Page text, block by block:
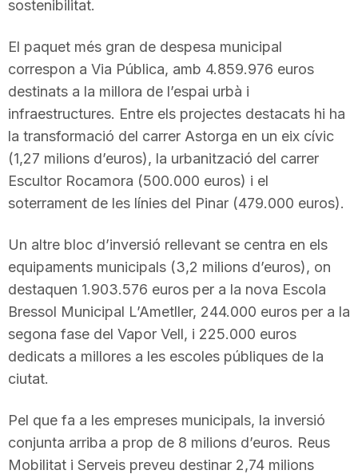
a
g
n
a
sostenibilitat.
El paquet més gran de despesa municipal
correspon a Via Pública, amb 4.859.976 euros
destinats a la millora de l’espai urbà i
infraestructures. Entre els projectes destacats hi ha
la transformació del carrer Astorga en un eix cívic
(1,27 milions d’euros), la urbanització del carrer
Escultor Rocamora (500.000 euros) i el
soterrament de les línies del Pinar (479.000 euros).
Un altre bloc d’inversió rellevant se centra en els
equipaments municipals (3,2 milions d’euros), on
destaquen 1.903.576 euros per a la nova Escola
Bressol Municipal L’Ametller, 244.000 euros per a la
segona fase del Vapor Vell, i 225.000 euros
dedicats a millores a les escoles públiques de la
ciutat.
Pel que fa a les empreses municipals, la inversió
conjunta arriba a prop de 8 milions d’euros. Reus
Mobilitat i Serveis preveu destinar 2,74 milions